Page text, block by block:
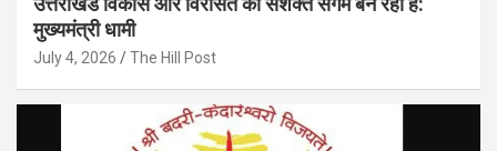
मुख्यमंत्री धामी
July 4, 2026 The Hill Post